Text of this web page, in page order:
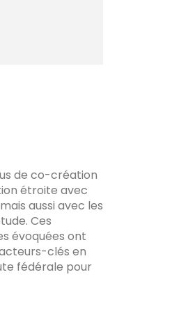
de co-création
étroite avec
aussi avec les
Ces
évoquées ont
clés en
fédérale pour